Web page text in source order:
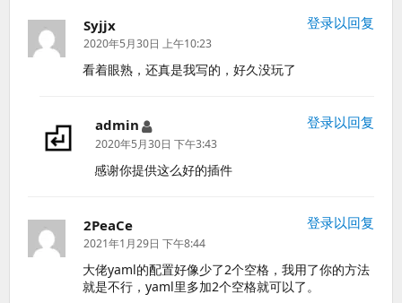
Syjjx
道：
2020年5月30日 上午10:23
看着眼熟，还真是我写的，好久没玩了
登录以回复
admin
说
道：
2020年5月30日 下午3:43
感谢你提供这么好的插件
登录以回复
2PeaCe
道：
2021年1月29日 下午8:44
大佬yaml的配置好像少了2个空格，我用了你的方法
就是不行，yaml里多加2个空格就可以了。
登录以回复